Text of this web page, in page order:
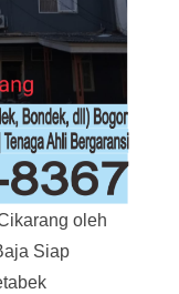
oleh
Siap